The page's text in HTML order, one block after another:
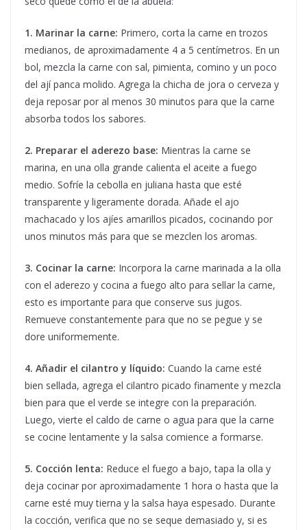
1. Marinar la carne: Primero, corta la carne en trozos
medianos, de aproximadamente 4 a 5 centímetros. En un
bol, mezcla la carne con sal, pimienta, comino y un poco
del ají panca molido. Agrega la chicha de jora o cerveza y
deja reposar por al menos 30 minutos para que la carne
absorba todos los sabores.
2. Preparar el aderezo base: Mientras la carne se
marina, en una olla grande calienta el aceite a fuego
medio. Sofríe la cebolla en juliana hasta que esté
transparente y ligeramente dorada. Añade el ajo
machacado y los ajíes amarillos picados, cocinando por
unos minutos más para que se mezclen los aromas.
3. Cocinar la carne: Incorpora la carne marinada a la olla
con el aderezo y cocina a fuego alto para sellar la carne,
esto es importante para que conserve sus jugos.
Remueve constantemente para que no se pegue y se
dore uniformemente.
4. Añadir el cilantro y líquido: Cuando la carne esté
bien sellada, agrega el cilantro picado finamente y mezcla
bien para que el verde se integre con la preparación.
Luego, vierte el caldo de carne o agua para que la carne
se cocine lentamente y la salsa comience a formarse.
5. Cocción lenta: Reduce el fuego a bajo, tapa la olla y
deja cocinar por aproximadamente 1 hora o hasta que la
carne esté muy tierna y la salsa haya espesado. Durante
la cocción, verifica que no se seque demasiado y, si es